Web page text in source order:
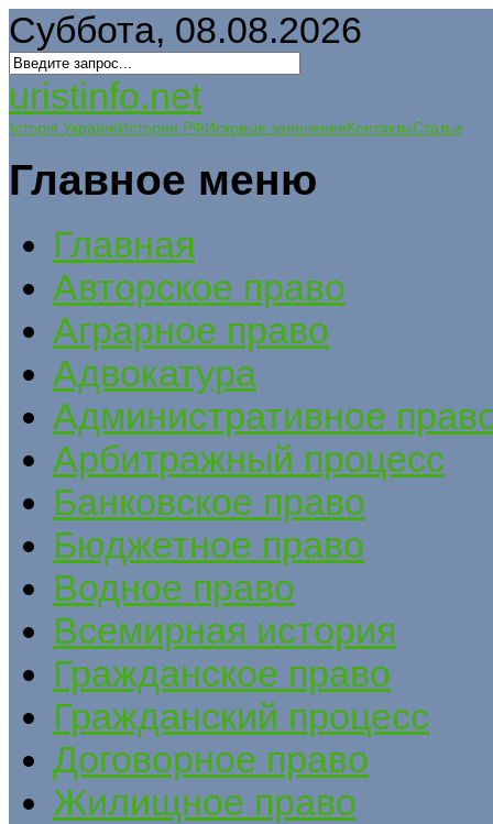
Суббота, 08.08.2026
uristinfo.net
Історія УкраїниИстория РФИсковые заявленияКонтактыСтатьи
Главное меню
Главная
Авторское право
Аграрное право
Адвокатура
Административное
Арбитражный процесс
Банковское право
Бюджетное право
Водное право
Всемирная история
Гражданское право
Гражданский процесс
Договорное право
Жилищное право